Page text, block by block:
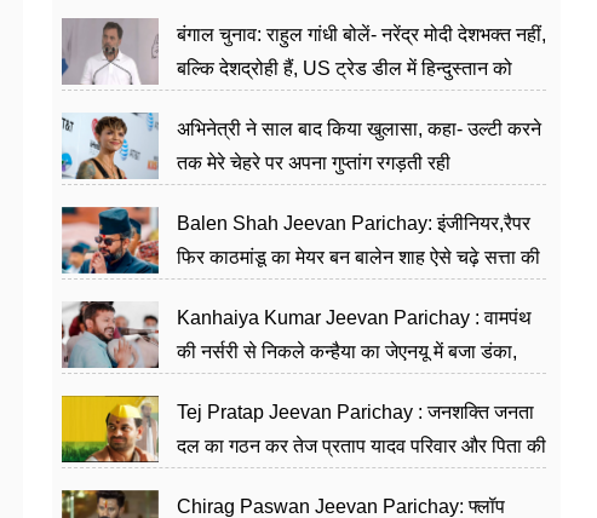
बंगाल चुनाव: राहुल गांधी बोलें- नरेंद्र मोदी देशभक्त नहीं,
बल्कि देशद्रोही हैं, US ट्रेड डील में हिन्दुस्तान को
अभिनेत्री ने साल बाद किया खुलासा, कहा- उल्टी करने
तक मेरे चेहरे पर अपना गुप्तांग रगड़ती रही
Balen Shah Jeevan Parichay: इंजीनियर,रैपर
फिर काठमांडू का मेयर बन बालेन शाह ऐसे चढ़े सत्ता की
Kanhaiya Kumar Jeevan Parichay : वामपंथ
की नर्सरी से निकले कन्हैया का जेएनयू में बजा डंका,
Tej Pratap Jeevan Parichay : जनशक्ति जनता
दल का गठन कर तेज प्रताप यादव परिवार और पिता की
Chirag Paswan Jeevan Parichay: फ्लॉप